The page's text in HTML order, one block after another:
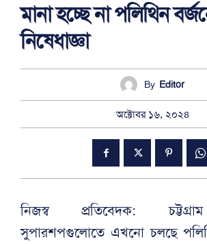
মানা হচ্ছে না পলিথিন
নিষেধাজ্ঞা
By Editor
অক্টোবর ১৬, ২০২৪
নিজস্ব প্রতিবেদক:
সুপারশপগুলোতে এখনো চলছে